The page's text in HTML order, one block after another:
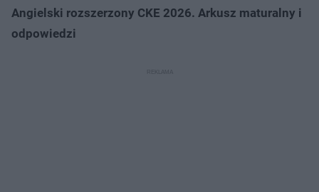
Angielski rozszerzony CKE 2026. Arkusz maturalny i
odpowiedzi